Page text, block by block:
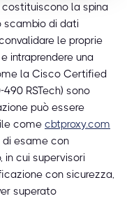
la spina
scambio di dati
le proprie
intraprendere una
la Cisco Certified
RSTech) sono
può essere
come cbtproxy.com
di esame con
cui supervisori
con sicurezza,
superato